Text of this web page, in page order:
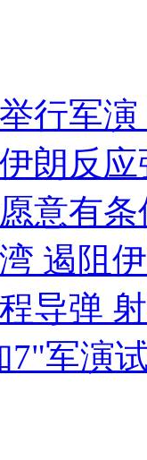
将其击毙
打脚踢
行军
朗反
意有
遏阻
导弹
7"军演